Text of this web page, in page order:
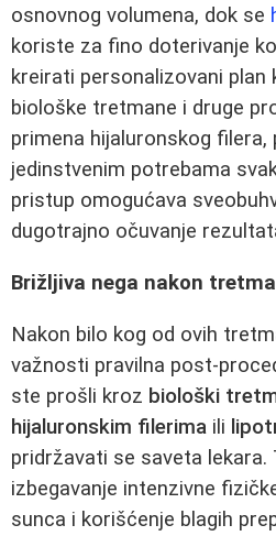
osnovnog volumena, dok se
koriste za fino doterivanje
kreirati personalizovani plan
biološke tretmane i druge
primena hijaluronskog filera,
jedinstvenim potrebama
pristup omogućava
dugotrajno očuvanje
Brižljiva nega nakon
Nakon bilo kog od ovih
važnosti pravilna post-
ste prošli kroz biološki
hijaluronskim filerima ili
pridržavati se saveta lekara.
izbegavanje intenzivne
sunca i korišćenje blagih